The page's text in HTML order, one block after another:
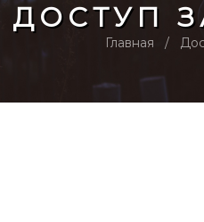
ДОСТУП
Главная